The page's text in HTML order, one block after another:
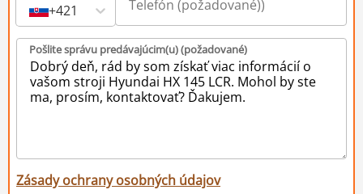
+421
Pošlite správu predávajúcim(u) (požadované)
Zásady ochrany osobných údajov